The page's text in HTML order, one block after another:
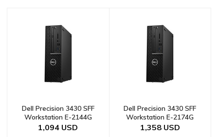
Dell Precision 3430 SFF
Workstation E-2144G
1,094
Dell Precision 3430 SFF
Workstation E-2174G
1,358